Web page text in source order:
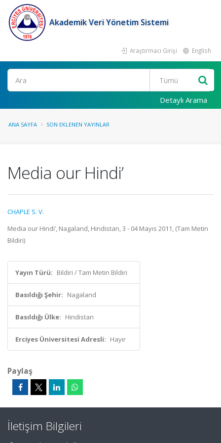
Akademik Veri Yönetim Sistemi
Araştırmacı Girişi English
Ara
Detaylı Arama
ANA SAYFA SON EKLENEN YAYINLAR
Media our Hindi’
CHAPLE S. V.
Media our Hindi’, Nagaland, Hindistan, 3 - 04 Mayıs 2011, (Tam Metin
Bildiri)
Yayın Türü: Bildiri / Tam Metin Bildiri
Basıldığı Şehir: Nagaland
Basıldığı Ülke: Hindistan
Erciyes Üniversitesi Adresli: Hayır
Paylaş
İletişim Bilgileri